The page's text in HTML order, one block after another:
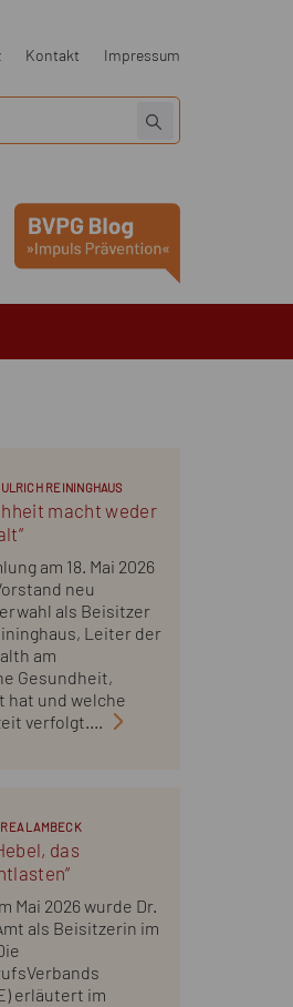
Kontakt Impressum
REININGHAUS
macht weder
am 18. Mai 2026
neu
als Beisitzer
Leiter der
am
Gesundheit,
hat und welche
verfolgt....
LAMBECK
das
Mai 2026 wurde Dr.
als Beisitzerin im
erläutert im